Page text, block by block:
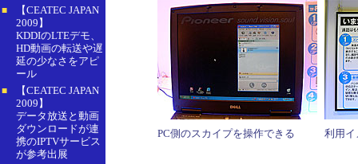
■
【CEATEC JAPAN
2009】
KDDIのLTEデモ、
HD動画の転送や遅
延の少なさをアピ
ール
■
【CEATEC JAPAN
2009】
データ放送と動画
ダウンロードが連
携のIPTVサービス
が参考出展
PC側のスカイプを操作できる 利用イ